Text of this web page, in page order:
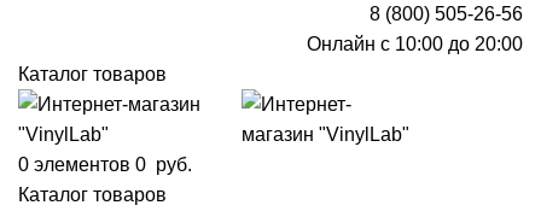
8 (800) 505-26-56
Онлайн с 10:00 до 20:00
Каталог товаров
0 элементов 0 руб.
Каталог товаров